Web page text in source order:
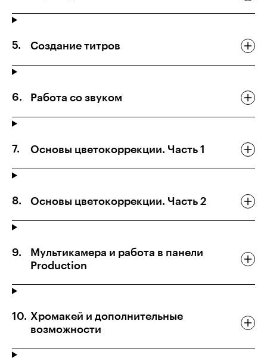
Создание титров
Работа со звуком
Основы цветокоррекции. Часть 1
Основы цветокоррекции. Часть 2
Мультикамера и работа в панели
Production
Хромакей и дополнительные
возможности